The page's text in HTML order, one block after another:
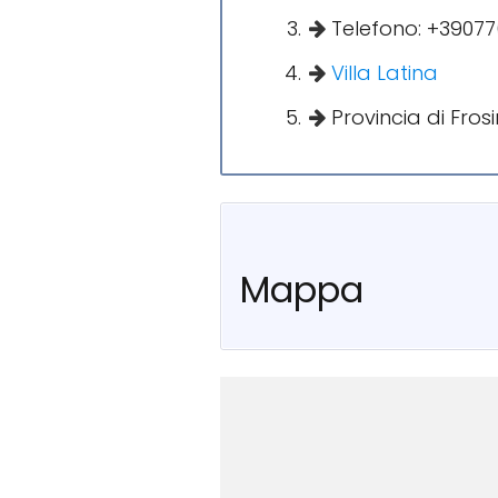
Telefono:
Villa Latina
Provincia di
Mappa